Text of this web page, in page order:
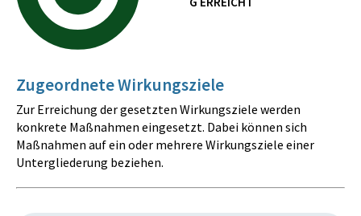
Zugeordnete Wirkungsziele
Zur Erreichung der gesetzten Wirkungsziele werden
konkrete Maßnahmen eingesetzt. Dabei können sich
Maßnahmen auf ein oder mehrere Wirkungsziele einer
Untergliederung beziehen.